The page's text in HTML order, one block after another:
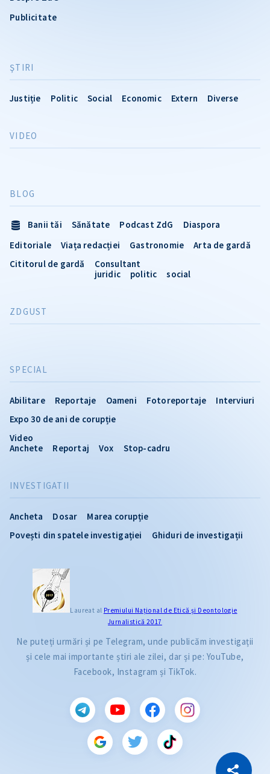
Publicitate
ŞTIRI
Justiție Politic Social Economic Extern Diverse
INVESTIGATII
Ancheta Dosar
Marea corupție
Povești din spatele investigației
Ghiduri de investigații
VIDEO
SPECIAL
Abilitare Reportaje Oameni Fotoreportaje
Interviuri
Expo 30 de ani de corupție
Video
Anchete
Reportaj Vox Stop-cadru
BLOG
Banii tăi Sănătate Podcast ZdG
Diaspora
Editoriale
Viața redacției Gastronomie
Arta de gardă
Cititorul de gardă
Consultant
juridic
politic social
ZDGUST
Laureat al Premiului Naţional de Etică și Deontologie
Jurnalistică 2017
Ne puteți urmări și pe Telegram, unde publicăm investigații
și cele mai importante știri ale zilei, dar și pe: YouTube,
Facebook, Instagram și TikTok.